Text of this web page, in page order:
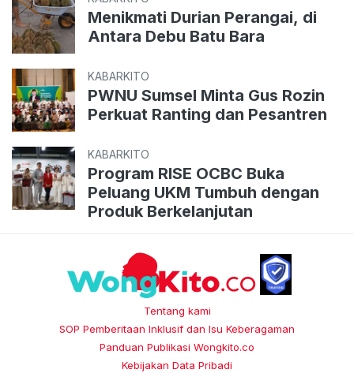
Menikmati Durian Perangai, di
Antara Debu Batu Bara
KABARKITO
PWNU Sumsel Minta Gus Rozin
Perkuat Ranting dan Pesantren
KABARKITO
Program RISE OCBC Buka
Peluang UKM Tumbuh dengan
Produk Berkelanjutan
Tentang kami
SOP Pemberitaan Inklusif dan Isu Keberagaman
Panduan Publikasi Wongkito.co
Kebijakan Data Pribadi